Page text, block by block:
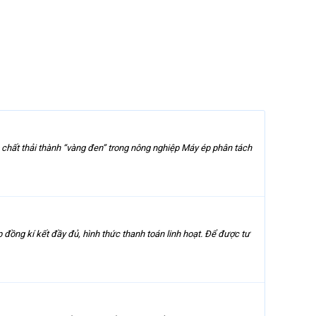
thải thành “vàng đen” trong nông nghiệp Máy ép phân tách
đồng kí kết đầy đủ, hình thức thanh toán linh hoạt. Để được tư